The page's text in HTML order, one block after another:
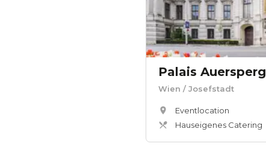
Palais Auersperg
Wien / Josefstadt
Eventlocation
Hauseigenes Catering